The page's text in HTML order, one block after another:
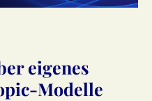
eigenes
Modelle